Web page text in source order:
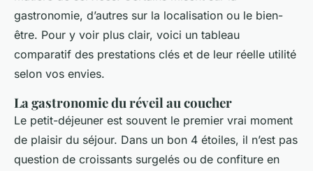
gastronomie, d’autres sur la localisation ou le bien-
être. Pour y voir plus clair, voici un tableau
comparatif des prestations clés et de leur réelle utilité
selon vos envies.
La gastronomie du réveil au coucher
Le petit-déjeuner est souvent le premier vrai moment
de plaisir du séjour. Dans un bon 4 étoiles, il n’est pas
question de croissants surgelés ou de confiture en